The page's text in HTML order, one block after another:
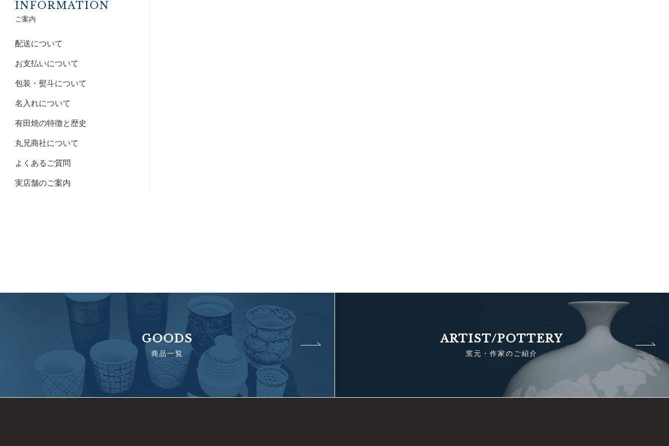
INFORMATION
ご案内
配送について
お支払いについて
包装・熨斗について
名入れについて
有田焼の特徴と歴史
丸兄商社について
よくあるご質問
実店舗のご案内
GOODS
商品一覧
ARTIST/POTTERY
窯元・作家のご紹介